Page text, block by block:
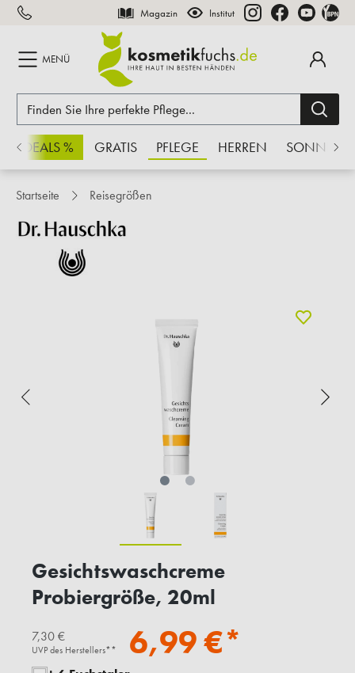
springen Magazin Institut
MENÜ
% GRATIS PFLEGE HERREN SONNE
Startseite Reisegrößen
Gesichtswaschcreme
Probiergröße, 20ml
7,30 €
UVP des Herstellers** 6,99 €*